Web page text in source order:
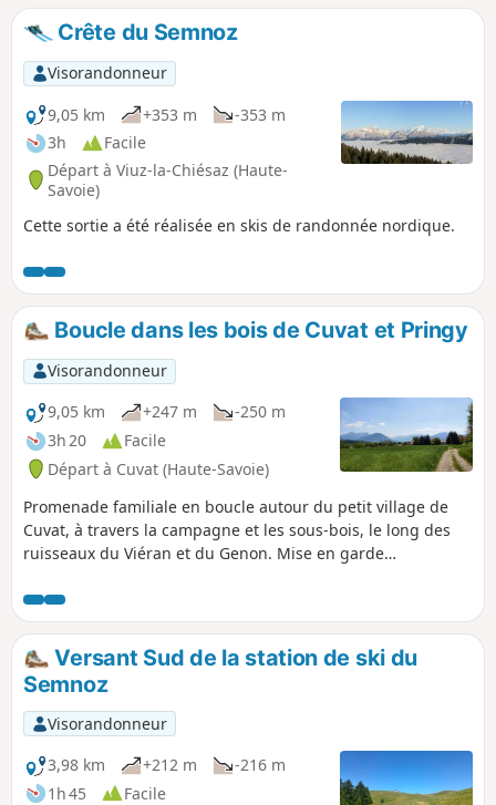
Crête du Semnoz
Visorandonneur
9,05 km
+353 m
-353 m
3h
Facile
Départ à Viuz-la-Chiésaz (Haute-
Savoie)
Cette sortie a été réalisée en skis de randonnée nordique.
Boucle dans les bois de Cuvat et Pringy
Visorandonneur
9,05 km
+247 m
-250 m
3h 20
Facile
Départ à Cuvat (Haute-Savoie)
Promenade familiale en boucle autour du petit village de
Cuvat, à travers la campagne et les sous-bois, le long des
ruisseaux du Viéran et du Genon. Mise en garde
pour suivre cette randonnée (voir les avis)
Versant Sud de la station de ski du
Semnoz
Visorandonneur
3,98 km
+212 m
-216 m
1h 45
Facile